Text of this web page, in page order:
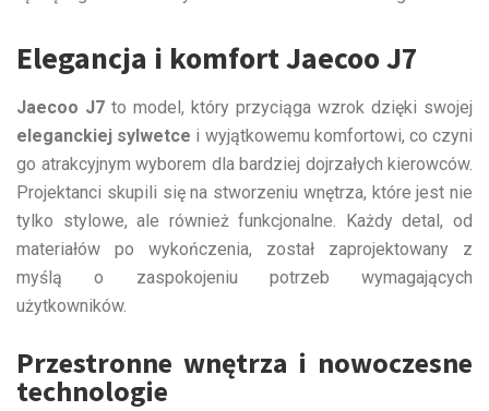
Elegancja i komfort Jaecoo J7
Jaecoo J7 to model, który przyciąga wzrok dzięki swojej
eleganckiej sylwetce i wyjątkowemu komfortowi, co czyni
go atrakcyjnym wyborem dla bardziej dojrzałych kierowców.
Projektanci skupili się na stworzeniu wnętrza, które jest nie
tylko stylowe, ale również funkcjonalne. Każdy detal, od
materiałów po wykończenia, został zaprojektowany z
myślą o zaspokojeniu potrzeb wymagających
użytkowników.
Przestronne wnętrza i nowoczesne
technologie